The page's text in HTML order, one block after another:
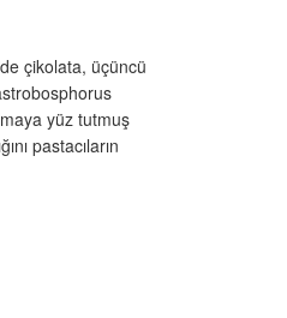
çikolata, üçüncü
yüz tutmuş
pastacıların